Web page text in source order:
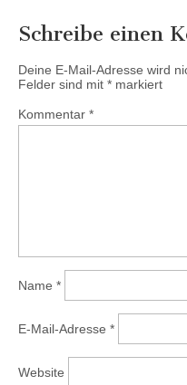
Schreibe einen
Deine E-Mail-Adresse wird
Felder sind mit * markiert
Kommentar *
Name *
E-Mail-Adresse *
Website